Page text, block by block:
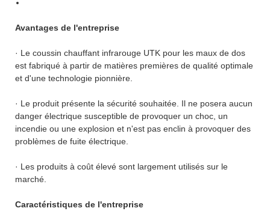
Avantages de l'entreprise
· Le coussin chauffant infrarouge UTK pour les maux de dos
est fabriqué à partir de matières premières de qualité optimale
et d'une technologie pionnière.
· Le produit présente la sécurité souhaitée. Il ne posera aucun
danger électrique susceptible de provoquer un choc, un
incendie ou une explosion et n'est pas enclin à provoquer des
problèmes de fuite électrique.
· Les produits à coût élevé sont largement utilisés sur le
marché.
Caractéristiques de l'entreprise